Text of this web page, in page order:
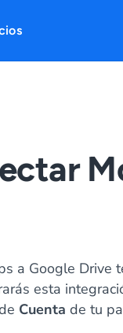
a Google Drive
esta
Cuenta de tu